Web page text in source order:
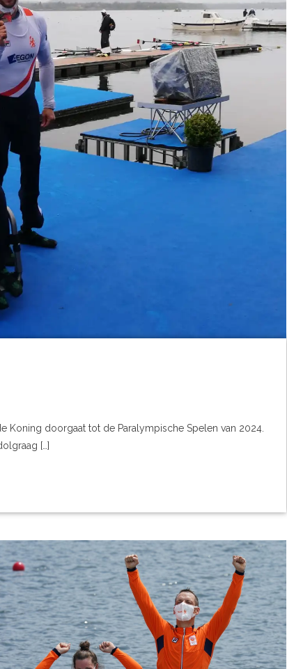
Koning doorgaat tot de Paralympische Spelen van 2024.
[…]